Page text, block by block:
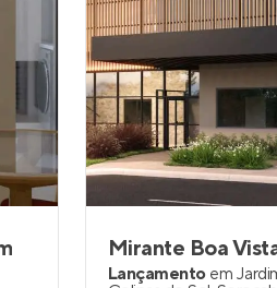
Mirante Boa
Lançamento em